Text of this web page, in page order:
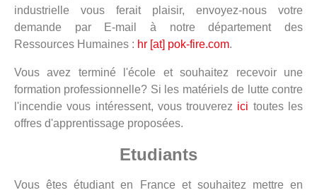
industrielle vous ferait plaisir, envoyez-nous votre
demande par E-mail à notre département des
Ressources Humaines : hr [at] pok-fire.com.
Vous avez terminé l'école et souhaitez recevoir une
formation professionnelle? Si les matériels de lutte contre
l'incendie vous intéressent, vous trouverez ici toutes les
offres d'apprentissage proposées.
Etudiants
Vous êtes étudiant en France et souhaitez mettre en